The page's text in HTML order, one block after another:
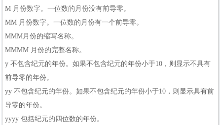
M 月份数字。一位数的月份没有前导零。
MM 月份数字。一位数的月份有一个前导零。
MMM月份的缩写名称。
MMMM 月份的完整名称。
y 不包含纪元的年份。如果不包含纪元的年份小于10，则显示不具有
前导零的年份。
yy 不包含纪元的年份。如果不包含纪元的年份小于10，则显示具有前
导零的年份。
yyyy 包括纪元的四位数的年份。